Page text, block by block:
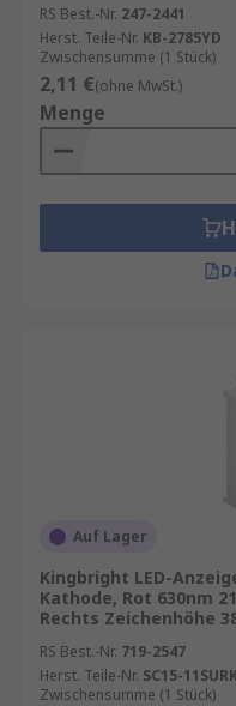
RS Best.-Nr. 247-2441
Herst. Teile-Nr. KB-2785YD
Zwischensumme (1 Stück)
2,11 €(ohne MwSt.)
Menge
Auf Lager
Kingbright LED-
Kathode, Rot 630nm
Rechts Zeichenhöhe
RS Best.-Nr. 719-2547
Herst. Teile-Nr. SC15-
Zwischensumme (1 Stück)